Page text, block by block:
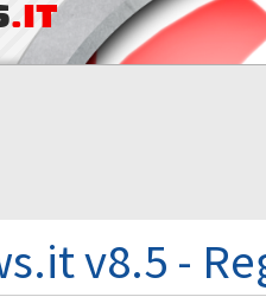
.IT
v8.5 -